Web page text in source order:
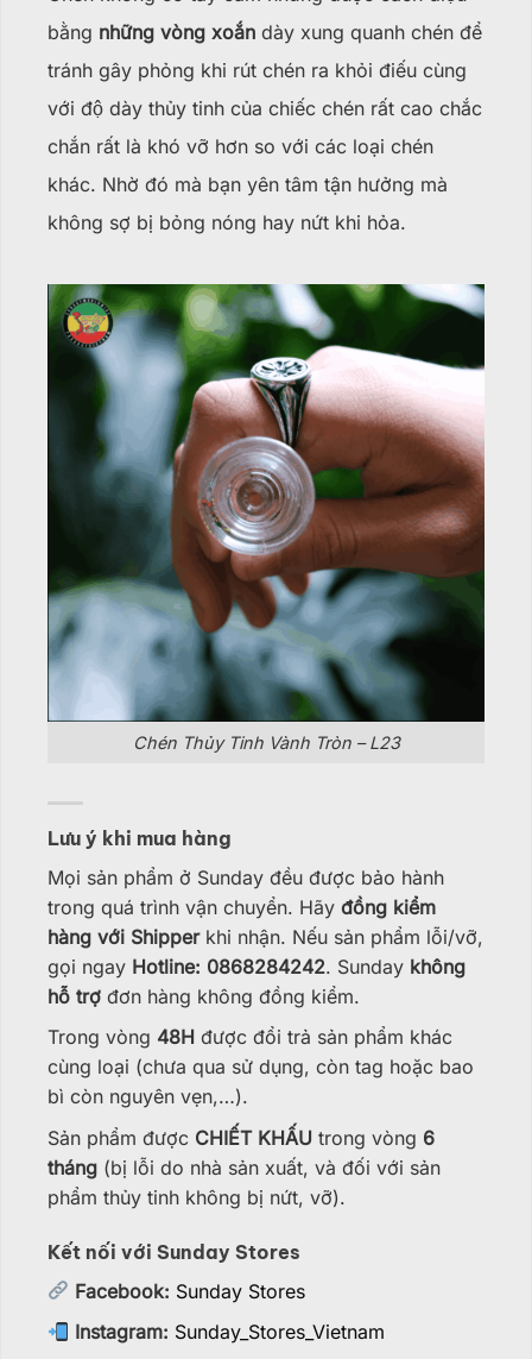
bằng những vòng xoắn dày xung quanh chén để
tránh gây phỏng khi rút chén ra khỏi điếu cùng
với độ dày thủy tinh của chiếc chén rất cao chắc
chắn rất là khó vỡ hơn so với các loại chén
khác. Nhờ đó mà bạn yên tâm tận hưởng mà
không sợ bị bỏng nóng hay nứt khi hỏa.
Chén Thủy Tinh Vành Tròn – L23
Lưu ý khi mua hàng
Mọi sản phẩm ở Sunday đều được bảo hành
trong quá trình vận chuyển. Hãy đồng kiểm
hàng với Shipperkhi nhận. Nếu sản phẩm lỗi/vỡ,
gọi ngay Hotline: 0868284242. Sunday không
hỗ trợ đơn hàng không đồng kiểm.
Trong vòng 48H được đổi trả sản phẩm khác
cùng loại (chưa qua sử dụng, còn tag hoặc bao
bì còn nguyên vẹn,…).
Sản phẩm được CHIẾT KHẤU trong vòng 6
tháng (bị lỗi do nhà sản xuất, và đối với sản
phẩm thủy tinh không bị nứt, vỡ).
Kết nối với Sunday Stores
Facebook: Sunday Stores
Instagram: Sunday_Stores_Vietnam